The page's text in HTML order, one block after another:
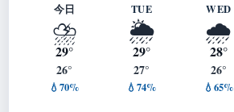
今日
⛈️
29°
26°
💧70%
TUE
🌦️
29°
27°
💧74%
WED
🌧️
28°
26°
💧65%